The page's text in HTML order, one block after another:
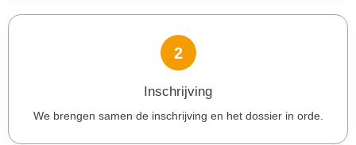
2
Inschrijving
We brengen samen de inschrijving en het dossier in orde.